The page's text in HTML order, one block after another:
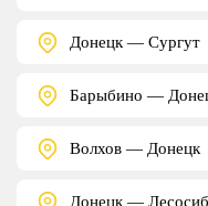
Донецк — Сургут
Барыбино —
Волхов — Донецк
Донецк —